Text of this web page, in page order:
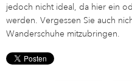
jedoch nicht ideal, da hier ein
werden. Vergessen Sie auch
Wanderschuhe mitzubringen.